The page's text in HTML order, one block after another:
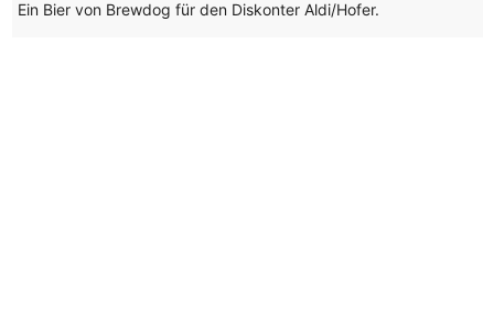
Ein Bier von Brewdog für den Diskonter Aldi/Hofer.